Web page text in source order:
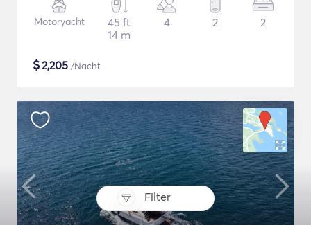
Filter
Motoryacht
45 ft
14 m
4 2 2
$2,205 /Nacht